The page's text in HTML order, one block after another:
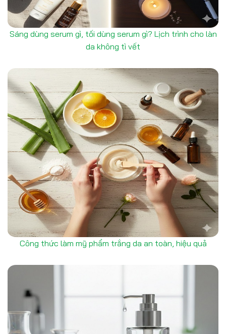
Sáng dùng serum gì, tối dùng serum gì? Lịch trình cho làn
da không tì vết
Công thức làm mỹ phẩm trắng da an toàn, hiệu quả